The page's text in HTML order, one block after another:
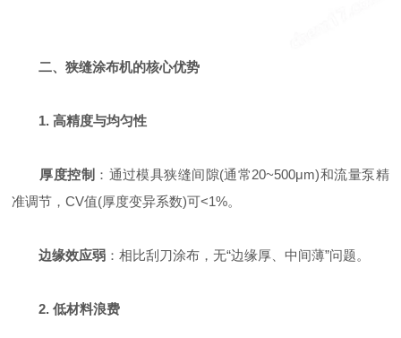
二、狭缝涂布机的核心优势
1. 高精度与均匀性
厚度控制 ：通过模具狭缝间隙(通常20~500μm)和流量泵精
准调节，CV值(厚度变异系数)可<1%。
边缘效应弱 ：相比刮刀涂布，无“边缘厚、中间薄”问题。
2. 低材料浪费